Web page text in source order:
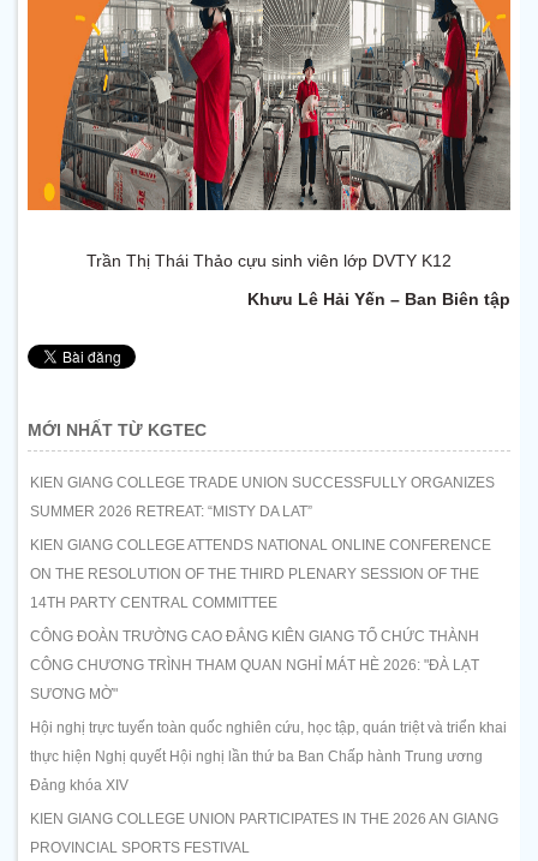
Trần Thị Thái Thảo cựu sinh viên lớp DVTY K12
Khưu Lê Hải Yến – Ban Biên tập
MỚI NHẤT TỪ KGTEC
KIEN GIANG COLLEGE TRADE UNION SUCCESSFULLY ORGANIZES
SUMMER 2026 RETREAT: “MISTY DA LAT”
KIEN GIANG COLLEGE ATTENDS NATIONAL ONLINE CONFERENCE
ON THE RESOLUTION OF THE THIRD PLENARY SESSION OF THE
14TH PARTY CENTRAL COMMITTEE
CÔNG ĐOÀN TRƯỜNG CAO ĐẲNG KIÊN GIANG TỔ CHỨC THÀNH
CÔNG CHƯƠNG TRÌNH THAM QUAN NGHỈ MÁT HÈ 2026: "ĐÀ LẠT
SƯƠNG MỜ"
Hội nghị trực tuyến toàn quốc nghiên cứu, học tập, quán triệt và triển khai
thực hiện Nghị quyết Hội nghị lần thứ ba Ban Chấp hành Trung ương
Đảng khóa XIV
KIEN GIANG COLLEGE UNION PARTICIPATES IN THE 2026 AN GIANG
PROVINCIAL SPORTS FESTIVAL